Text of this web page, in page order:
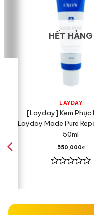
HẾT HÀNG
LAYDAY
[Layday] Kem Phục
Layday Made Pure
50ml
550,000₫
5